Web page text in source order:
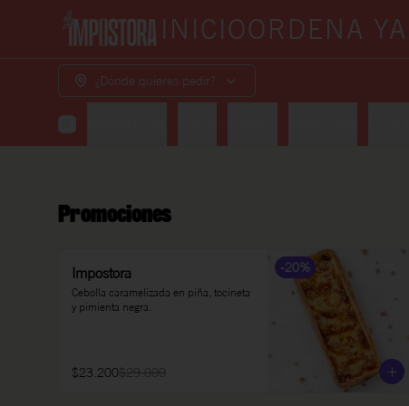
INICIOORDENA YA
¿Dónde quieres pedir?
Promociones
-20%
Impostora
Cebolla caramelizada en piña, tocineta
y pimienta negra.
$23.200$29.000